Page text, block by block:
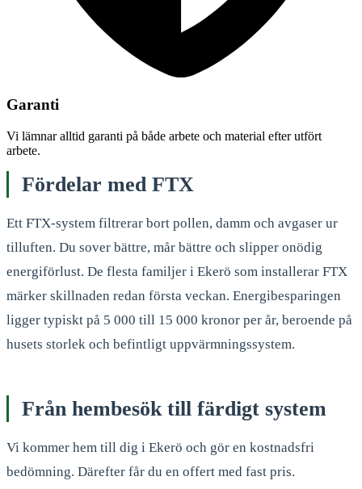
Garanti
Vi lämnar alltid garanti på både arbete och material efter utfört
arbete.
Fördelar med FTX
Ett FTX-system filtrerar bort pollen, damm och avgaser ur
tilluften. Du sover bättre, mår bättre och slipper onödig
energiförlust. De flesta familjer i Ekerö som installerar FTX
märker skillnaden redan första veckan. Energibesparingen
ligger typiskt på 5 000 till 15 000 kronor per år, beroende på
husets storlek och befintligt uppvärmningssystem.
Från hembesök till färdigt system
Vi kommer hem till dig i Ekerö och gör en kostnadsfri
bedömning. Därefter får du en offert med fast pris.